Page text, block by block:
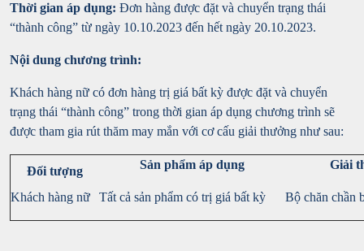
Thời gian áp dụng: Đơn hàng được đặt và chuyển trạng thái
“thành công” từ ngày 10.10.2023 đến hết ngày 20.10.2023.
Nội dung chương trình:
Khách hàng nữ có đơn hàng trị giá bất kỳ được đặt và chuyển
trạng thái “thành công” trong thời gian áp dụng chương trình sẽ
được tham gia rút thăm may mắn với cơ cấu giải thưởng như sau:
Đối tượng Sản phẩm áp dụng Giải
Khách hàng nữ Tất cả sản phẩm có trị giá bất kỳ Bộ chăn chần